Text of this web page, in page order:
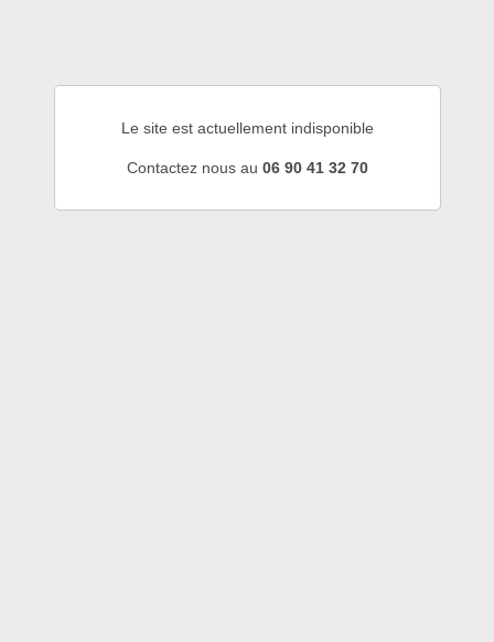
Le site est actuellement indisponible
Contactez nous au 06 90 41 32 70